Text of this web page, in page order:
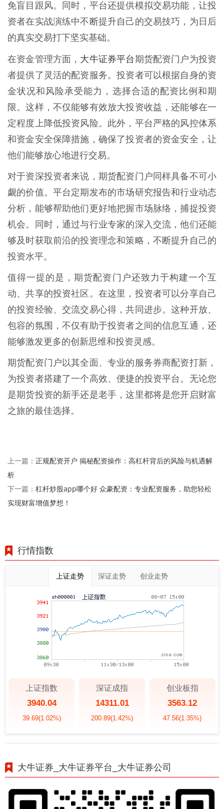
免盲目跟风。同时，平台还提供模拟交易功能，让投
资者在实战演练中不断提升自己的交易技巧，为日后
的真实交易打下坚实基础。
在资金管理方面， 大牛证券平台期货配资门户为投资
者提供了灵活的配资服务。投资者可以根据自身的资
金状况和风险承受能力，选择合适的配资比例和期
限。这样，不仅能够有效放大投资收益，还能够在一
定程度上降低投资风险。此外，平台严格的风控体系
和资金安全保障措施，确保了投资者的资金安全，让
他们能够放心地进行交易。
对于资深投资者来说，期货配资门户同样具备不可小
觑的价值。平台定期发布的市场研究报告和行业动态
分析，能够帮助他们更好地把握市场脉络，捕捉投资
机会。同时，通过与行业专家的深入交流，他们还能
够及时获取前沿的投资理念和策略，不断提升自己的
投资水平。
值得一提的是，期货配资门户还致力于构建一个互
动、共享的投资社区。在这里，投资者可以分享自己
的投资经验、交流交易心得，共同进步。这种开放、
包容的氛围，不仅有助于投资者之间的信息互通，还
能够激发更多的创新思维和投资灵感。
期货配资门户以其全面、专业的服务券商配资打新，
为投资者搭建了一个高效、便捷的投资平台。无论您
是期货投资的新手还是老手，这里都将是您开启财富
之旅的最佳选择。
上一篇： 正规配资开户 揭秘配资操作：高杠杆背后的风险与机遇解
析
下一篇： 杠杆炒股app哪个好 众豪配资：专业配资服务，助您轻松
实现财富增值梦想！
行情指数
上证走势 深证走势 创业走势
上证指数
3940.04
39.69(1.02%)
深证成指
14311.01
200.89(1.42%)
创业板指
3563.12
47.56(1.35%)
大牛证券_大牛证券平台_大牛证券公司